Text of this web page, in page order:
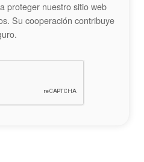
proteger nuestro sitio web
Su cooperación contribuye